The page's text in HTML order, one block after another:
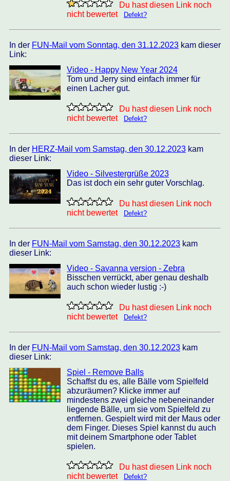
Du hast diesen Link noch
nicht bewertet
Defekt?
In der FUN-Mail vom Sonntag, den 31.12.2023 kam dieser
Link:
Video - Happy New Year 2024
Tom und Jerry sind einfach immer für
einen Lacher gut.
Du hast diesen Link noch
nicht bewertet
Defekt?
In der HERZ-Mail vom Samstag, den 30.12.2023 kam
dieser Link:
Video - Silvestergrüße 2023
Das ist doch ein sehr guter Vorschlag.
Du hast diesen Link noch
nicht bewertet
Defekt?
In der FUN-Mail vom Samstag, den 30.12.2023 kam
dieser Link:
Video - Savanna version - Zebra
Bisschen verrückt, aber genau deshalb
auch schon wieder lustig :-)
Du hast diesen Link noch
nicht bewertet
Defekt?
In der FUN-Mail vom Samstag, den 30.12.2023 kam
dieser Link:
Spiel - Remove Balls
Schaffst du es, alle Bälle vom Spielfeld
abzuräumen? Klicke immer auf
mindestens zwei gleiche nebeneinander
liegende Bälle, um sie vom Spielfeld zu
entfernen. Gespielt wird mit der Maus oder
dem Finger. Dieses Spiel kannst du auch
mit deinem Smartphone oder Tablet
spielen.
Du hast diesen Link noch
nicht bewertet
Defekt?